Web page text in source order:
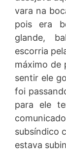
vara na
pois era
glande,
escorria
máximo de
sentir ele
foi
para ele
subsíndico
estava